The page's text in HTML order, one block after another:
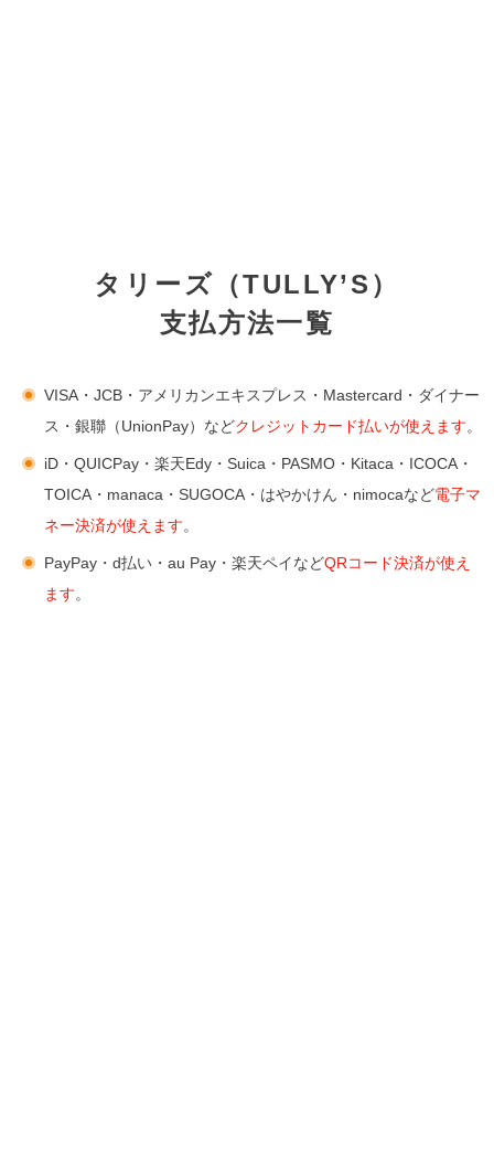
タリーズ（TULLY’S）
支払方法一覧
VISA・JCB・アメリカンエキスプレス・Mastercard・ダイナー
ス・銀聯（UnionPay）などクレジットカード払いが使えます。
iD・QUICPay・楽天Edy・Suica・PASMO・Kitaca・ICOCA・
TOICA・manaca・SUGOCA・はやかけん・nimocaなど電子マ
ネー決済が使えます。
PayPay・d払い・au Pay・楽天ペイなどQRコード決済が使え
ます。